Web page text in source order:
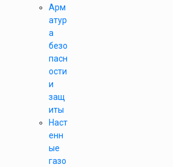
Арм
атур
а
безо
пасн
ости
и
защ
иты
Наст
енн
ые
газо